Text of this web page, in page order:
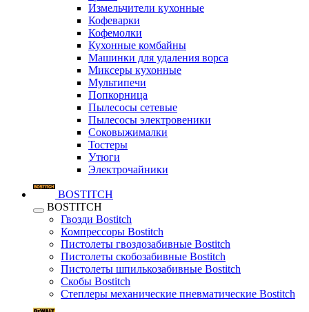
Измельчители кухонные
Кофеварки
Кофемолки
Кухонные комбайны
Машинки для удаления ворса
Миксеры кухонные
Мультипечи
Попкорница
Пылесосы сетевые
Пылесосы электровеники
Соковыжималки
Тостеры
Утюги
Электрочайники
BOSTITCH
BOSTITCH
Гвозди Bostitch
Компрессоры Bostitch
Пистолеты гвоздозабивные Bostitch
Пистолеты скобозабивные Bostitch
Пистолеты шпилькозабивные Bostitch
Скобы Bostitch
Степлеры механические пневматические Bostitch